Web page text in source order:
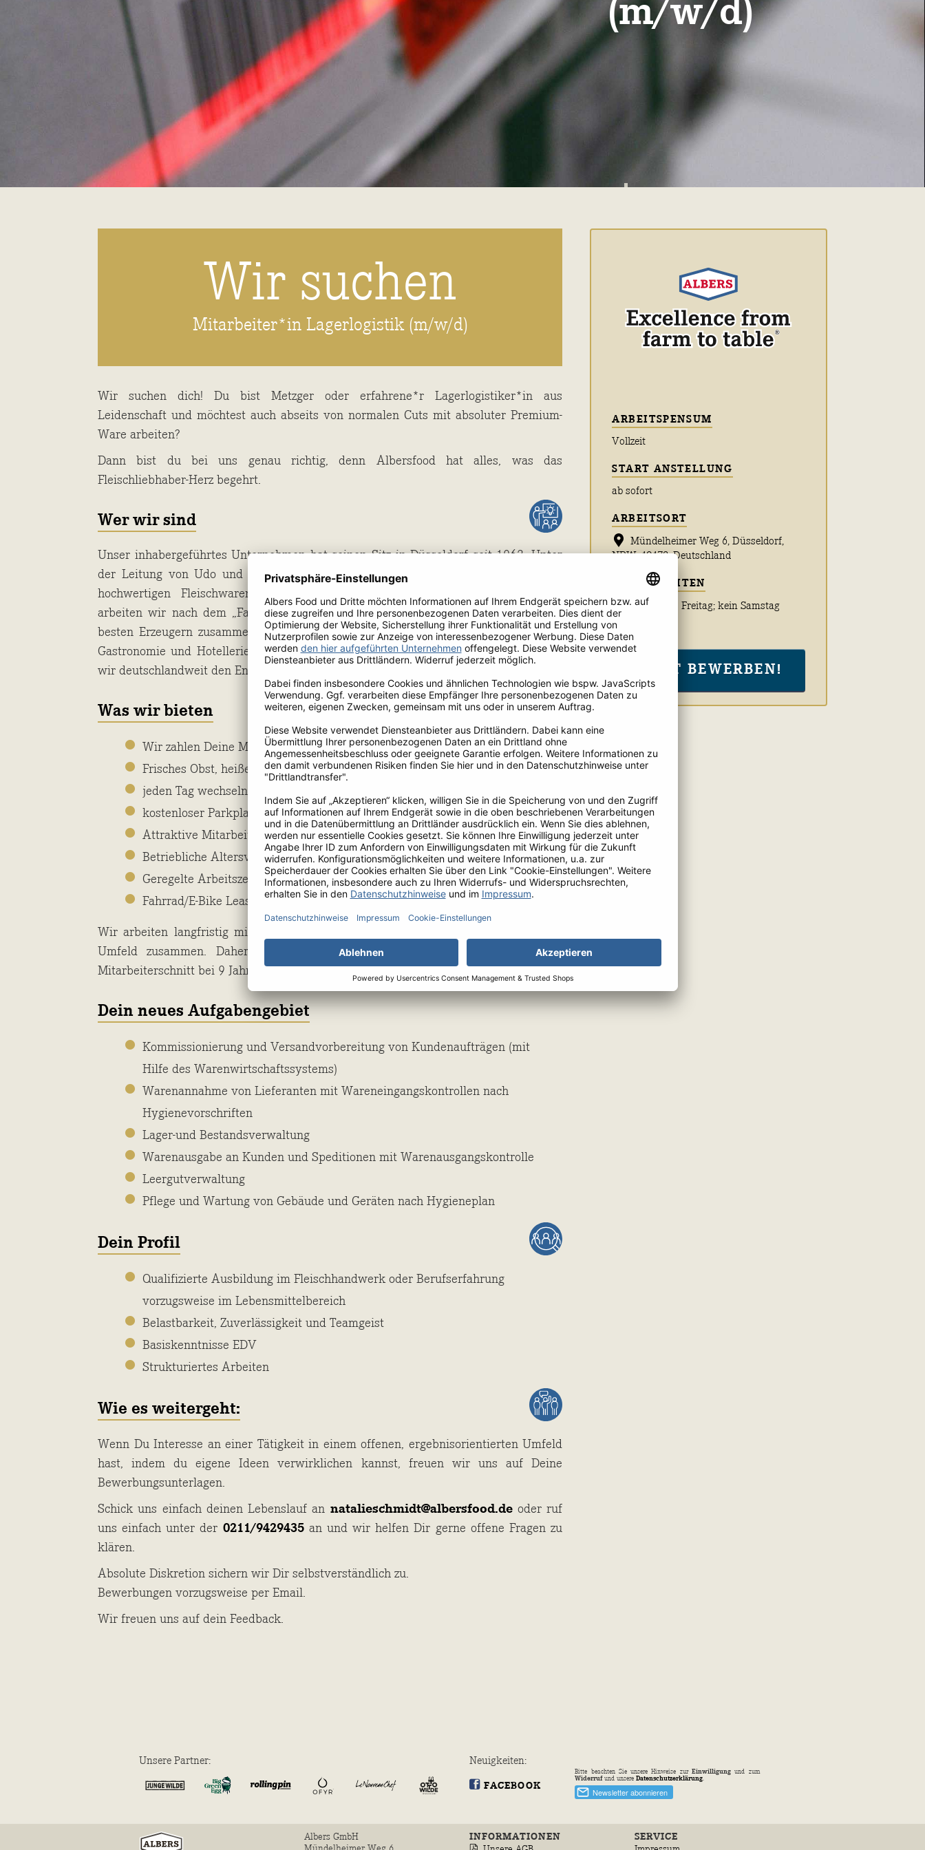
(m/w/d)
Mitarbeiter*in Lagerlogistik (m/w/d)
Wir suchen dich! Du bist Metzger oder erfahrene*r Lagerlogistiker*in aus
Leidenschaft und möchtest auch abseits von normalen Cuts mit absoluter Premium-
Ware arbeiten?
Dann bist du bei uns genau richtig, denn Albersfood hat alles, was das
Fleischliebhaber-Herz begehrt.
Wer wir sind
Unser inhabergeführtes Unternehmen hat seinen Sitz in Düsseldorf seit 1962. Unter
der Leitung von Udo und Frank Albers sind wir spezialisiert auf den Handel mit
hochwertigen Fleischwaren und Geflügel. Ohne Zwischenhändler einzuschalten
arbeiten wir nach dem „Farm to Table“- Prinzip exklusiv mit den jeweils weltweit
besten Erzeugern zusammen und beliefern Kunden aus Handel, Einzelhandel sowie
Gastronomie und Hotellerie in ganz Europa und über unseren Onlineshop erreichen
wir deutschlandweit den Endverbraucher.
Was wir bieten
Wir zahlen Deine Mitgliedschaft im Fitnessstudio (FitX)
Frisches Obst, heißen Kaffee und Wasser satt, natürlich kostenlos für Dich
jeden Tag wechselnde Mittagsgerichte zum stark vergünstigten Preis
kostenloser Parkplatz
Attraktive Mitarbeiterrabatte
Betriebliche Altersversorgung (nach erfolgreicher Einarbeitung)
Geregelte Arbeitszeiten (Montag bis Freitag)
Fahrrad/E-Bike Leasing
Wir arbeiten langfristig mit unseren Mitarbeitern in einem offenen und familiären
Umfeld zusammen. Daher freuen wir uns zu berichten, dass unser aktueller
Mitarbeiterschnitt bei 9 Jahren Betriebszugehörigkeit liegt.
Dein neues Aufgabengebiet
Kommissionierung und Versandvorbereitung von Kundenaufträgen (mit
Hilfe des Warenwirtschaftssystems)
Warenannahme von Lieferanten mit Wareneingangskontrollen nach
Hygienevorschriften
Lager-und Bestandsverwaltung
Warenausgabe an Kunden und Speditionen mit Warenausgangskontrolle
Leergutverwaltung
Pflege und Wartung von Gebäude und Geräten nach Hygieneplan
Dein Profil
Qualifizierte Ausbildung im Fleischhandwerk oder Berufserfahrung
vorzugsweise im Lebensmittelbereich
Belastbarkeit, Zuverlässigkeit und Teamgeist
Basiskenntnisse EDV
Strukturiertes Arbeiten
Wie es weitergeht:
Wenn Du Interesse an einer Tätigkeit in einem offenen, ergebnisorientierten Umfeld
hast, indem du eigene Ideen verwirklichen kannst, freuen wir uns auf Deine
Bewerbungsunterlagen.
Schick uns einfach deinen Lebenslauf an natalieschmidt@albersfood.deoder ruf
uns einfach unter der 0211/9429435an und wir helfen Dir gerne offene Fragen zu
klären.
Absolute Diskretion sichern wir Dir selbstverständlich zu.
Bewerbungen vorzugsweise per Email.
Wir freuen uns auf dein Feedback.
ARBEITSPENSUM
Vollzeit
START ANSTELLUNG
ab sofort
ARBEITSORT
Mündelheimer Weg 6, Düsseldorf,
NRW, 40472, Deutschland
ARBEITSZEITEN
Montag bis Freitag; kein Samstag
JETZT BEWERBEN!
Unsere Partner: Neuig­keiten:
FACEBOOK
Bitte beachten Sie unsere Hinweise zurEinwilligung und zum
Widerrufund unsereDatenschutzerklärung
Albers GmbH
INFORMATIONEN
SERVICE